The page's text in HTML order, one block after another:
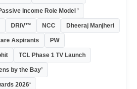
Income Role Model ’
DRiV™ NCC Dheeraj Manjheri
Aspirants PW
TCL Phase 1 TV Launch
by the Bay’
2026‘